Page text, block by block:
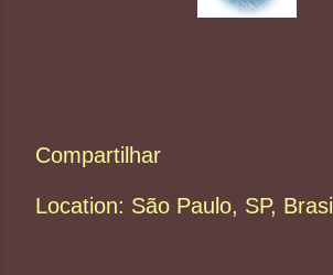
Compartilhar
Location: São Paulo, SP, Brasil